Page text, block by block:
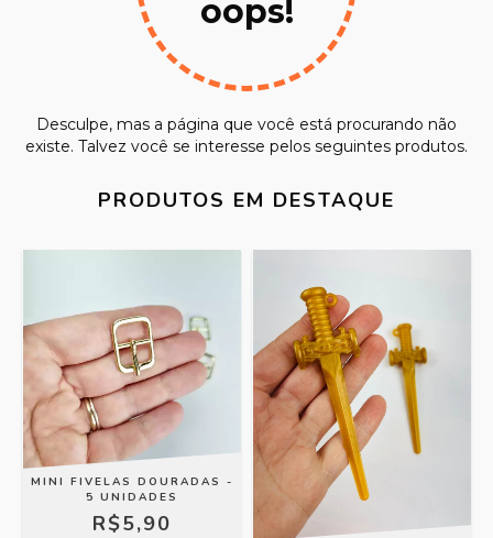
oops!
Desculpe, mas a página que você está procurando não
existe. Talvez você se interesse pelos seguintes produtos.
PRODUTOS EM DESTAQUE
MINI FIVELAS DOURADAS -
5 UNIDADES
R$5,90